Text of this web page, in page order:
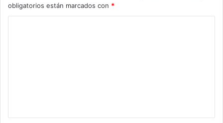
obligatorios están marcados con *